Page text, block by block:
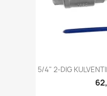
5/4" 2-DIG